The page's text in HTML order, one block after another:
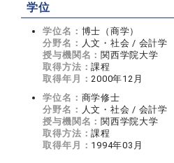
学位
学位名： 博士（商学）
分野名： 人文・社会 / 会計学
授与機関名：関西学院大学
取得方法：課程
取得年月： 2000年12月
学位名： 商学修士
分野名： 人文・社会 / 会計学
授与機関名：関西学院大学
取得方法：課程
取得年月： 1994年03月